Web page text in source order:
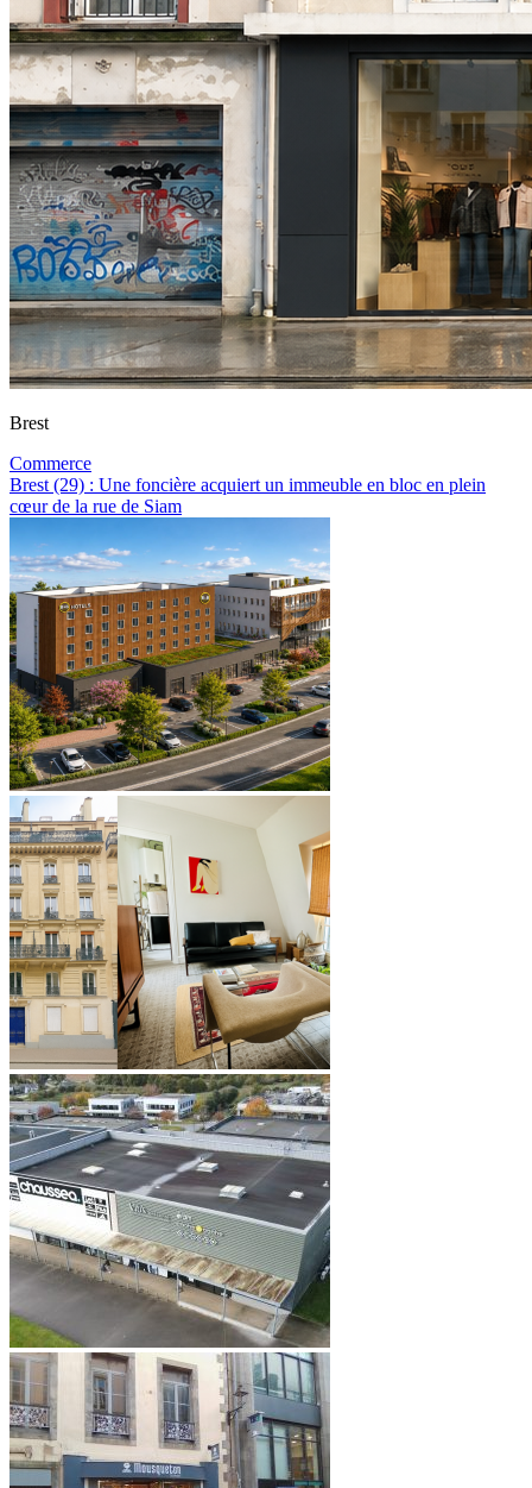
Brest
Commerce
Brest (29) : Une foncière acquiert un immeuble en bloc en plein
cœur de la rue de Siam